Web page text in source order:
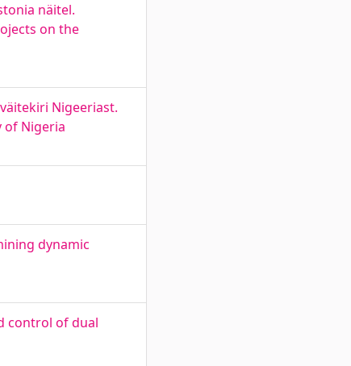
näitel.
on the
Nigeeriast.
of Nigeria
dynamic
control of dual